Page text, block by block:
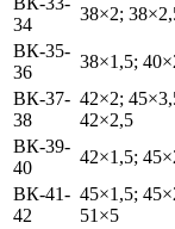
34
38×2;
ВК-35-
36
38×1,5;
ВК-37-
38
42×2;
42×2,5
ВК-39-
40
42×1,5;
ВК-41-
42
45×1,5;
51×5